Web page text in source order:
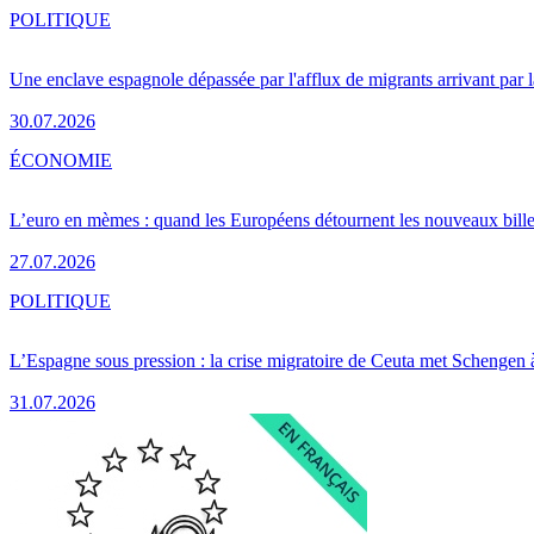
Une enclave espagnole dépassée par l'afflux de migrants arrivant par
30.07.2026
POLITIQUE
L’euro en mèmes : quand les Européens détournent les nouveaux
27.07.2026
ÉCONOMIE
L’Espagne sous pression : la crise migratoire de Ceuta met Schengen
31.07.2026
POLITIQUE